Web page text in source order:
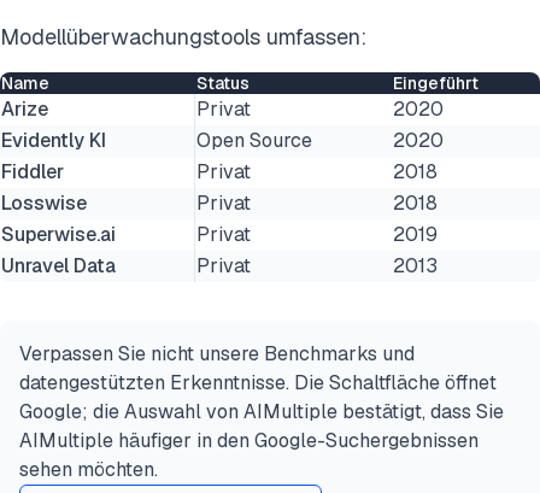
Modellüberwachungstools umfassen:
Name Status Eingeführt
Arize Privat
2020
Evidently KI
Open Source
2020
Fiddler
Privat
2018
Losswise
Privat
2018
Superwise.ai
Privat
2019
Unravel Data
Privat 2013
Verpassen Sie nicht unsere Benchmarks und
datengestützten Erkenntnisse. Die Schaltfläche öffnet
Google; die Auswahl von AIMultiple bestätigt, dass Sie
AIMultiple häufiger in den Google-Suchergebnissen
sehen möchten.